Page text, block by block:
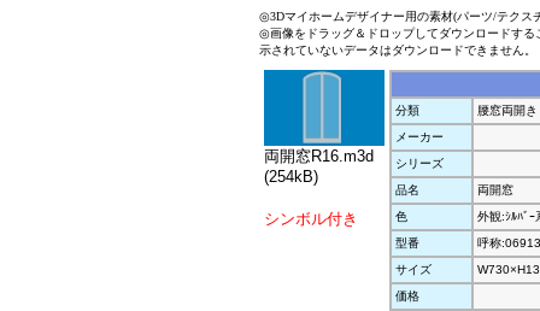
◎3Dマイホームデザイナー用の素材(パーツ/テクス
◎画像をドラッグ＆ドロップしてダウンロードす
示されていないデータはダウンロードできません。
両開窓R16.m3d
(254kB)
シンボル付き
分類
腰窓両開き
メーカー
シリーズ
品名
両開窓
色
外観:ｼﾙﾊﾞｰ
型番
呼称:06913
サイズ
価格